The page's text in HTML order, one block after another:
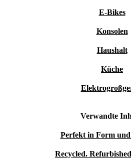
E-Bikes
Konsolen
Haushalt
Küche
Verwandte
Perfekt in Form
Recycled.